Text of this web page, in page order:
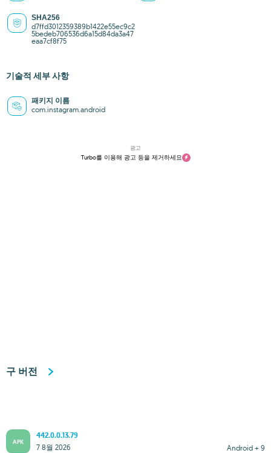
SHA256
d7ffd3012359389b1422e55ec9c2
5bedeb706536d6a15d84da3a47
eaa7cf8f75
기술적 세부 사항
패키지 이름
com.instagram.android
광고
Turbo를 이용해 광고 등을 제거하세요
구 버전
APK
442.0.0.13.79
Android + 9
7 8월 2026